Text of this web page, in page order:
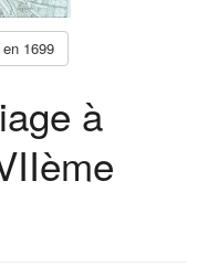
1699
à